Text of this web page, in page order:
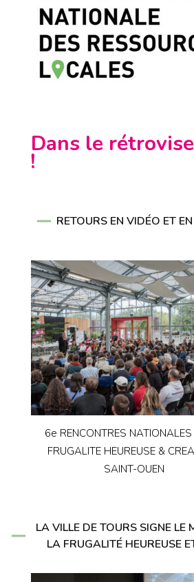
Dans le
!
RETOURS EN VIDÉO ET
6e RENCONTRES
FRUGALITE HEUREUSE &
SAINT-OUEN
LA VILLE DE TOURS SIGNE LE
LA FRUGALITÉ HEUREUSE